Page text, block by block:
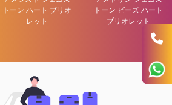
トーン ハート ブリオ
レット
トーン ビーズ ハート
ブリオレット